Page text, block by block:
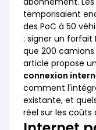
temporisaient
des PoC à 50
: signer un forfait
que 200
article propose
connexion
comment
existante, et
réel sur les coûts